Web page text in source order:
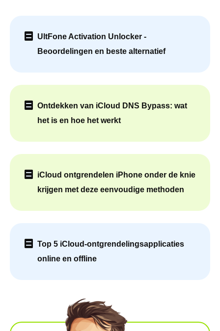
UltFone Activation Unlocker -
Beoordelingen en beste alternatief
Ontdekken van iCloud DNS Bypass: wat
het is en hoe het werkt
iCloud ontgrendelen iPhone onder de knie
krijgen met deze eenvoudige methoden
Top 5 iCloud-ontgrendelingsapplicaties
online en offline